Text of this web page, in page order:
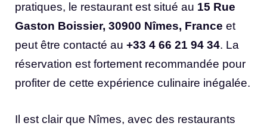
pratiques, le restaurant est situé au 15 Rue
Gaston Boissier, 30900 Nîmes, France et
peut être contacté au +33 4 66 21 94 34. La
réservation est fortement recommandée pour
profiter de cette expérience culinaire inégalée.
Il est clair que Nîmes, avec des restaurants